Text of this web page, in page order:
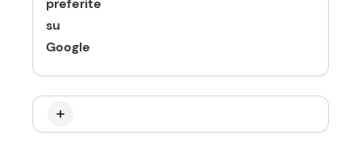
preferite
su
Google